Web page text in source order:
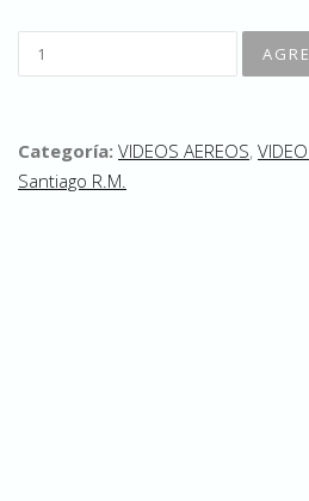
Categoría: VIDEOS AEREOS,
Santiago R.M.